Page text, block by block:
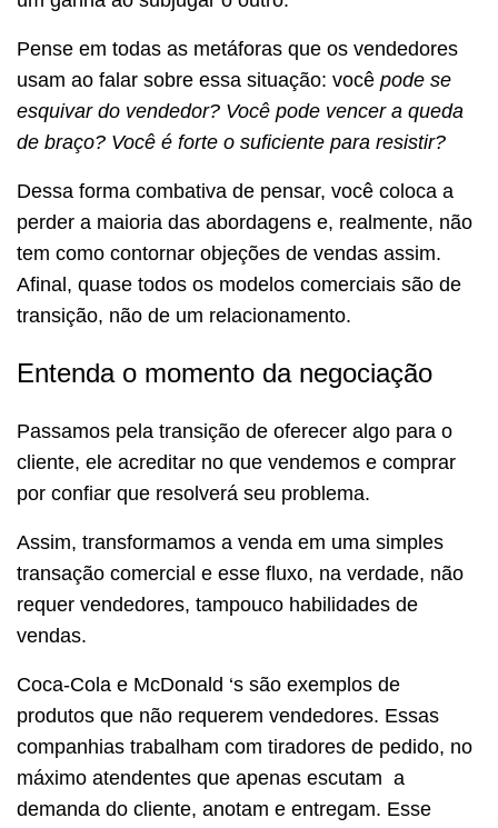
Pense em todas as metáforas que os vendedores
usam ao falar sobre essa situação: você pode se
esquivar do vendedor? Você pode vencer a queda
de braço? Você é forte o suficiente para resistir?
Dessa forma combativa de pensar, você coloca a
perder a maioria das abordagens e, realmente, não
tem como contornar objeções de vendas assim.
Afinal, quase todos os modelos comerciais são de
transição, não de um relacionamento.
Entenda o momento da negociação
Passamos pela transição de oferecer algo para o
cliente, ele acreditar no que vendemos e comprar
por confiar que resolverá seu problema.
Assim, transformamos a venda em uma simples
transação comercial e esse fluxo, na verdade, não
requer vendedores, tampouco habilidades de
vendas.
Coca-Cola e McDonald ‘s são exemplos de
produtos que não requerem vendedores. Essas
companhias trabalham com tiradores de pedido, no
máximo atendentes que apenas escutam a
demanda do cliente, anotam e entregam. Esse